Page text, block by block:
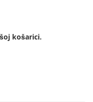
košarici.